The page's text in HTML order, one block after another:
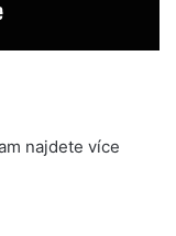
najdete více